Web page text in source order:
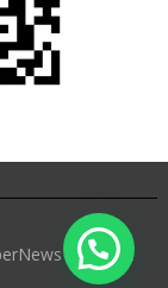
deAcme